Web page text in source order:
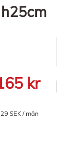
kr
SEK / mån